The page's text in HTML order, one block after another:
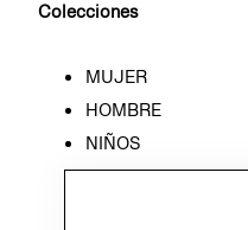
Colecciones
MUJER
HOMBRE
NIÑOS
HOME